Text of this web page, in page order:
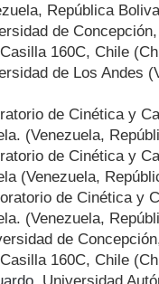
República
de
160C, Chile
de Los Andes
de Cinética y
(Venezuela,
de Cinética y
(Venezuela,
de Cinética y
(Venezuela,
de
160C, Chile